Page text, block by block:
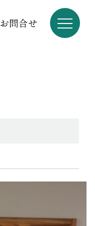
お問合せ